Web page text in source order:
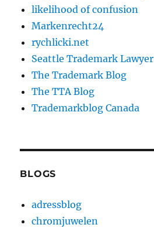
likelihood of confusion
Markenrecht24
rychlicki.net
Seattle Trademark Lawyer
The Trademark Blog
The TTA Blog
Trademarkblog Canada
BLOGS
adressblog
chromjuwelen